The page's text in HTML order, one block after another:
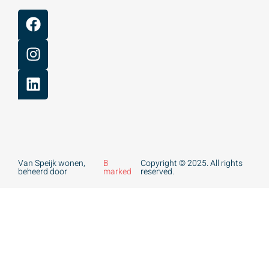
Van Speijk wonen,
beheerd door
B
marked
Copyright © 2025. All rights
reserved.